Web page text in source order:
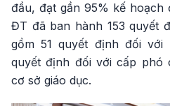
đầu, đạt gần 95% kế hoạch
ĐT đã ban hành 153 quyết
gồm 51 quyết định đối với
quyết định đối với cấp phó
cơ sở giáo dục.